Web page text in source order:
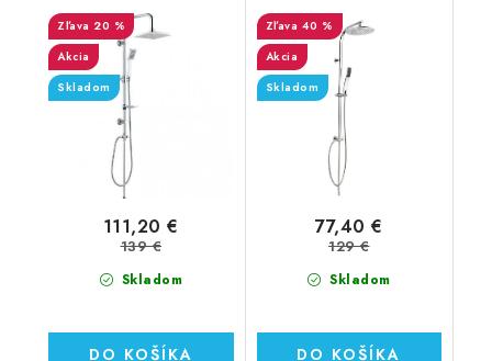
20 %
Akcia
Skladom
Skladom
111,20 €
139 €
DO KOŠÍKA
40 %
Akcia
Skladom
Skladom
77,40 €
129 €
DO KOŠÍKA